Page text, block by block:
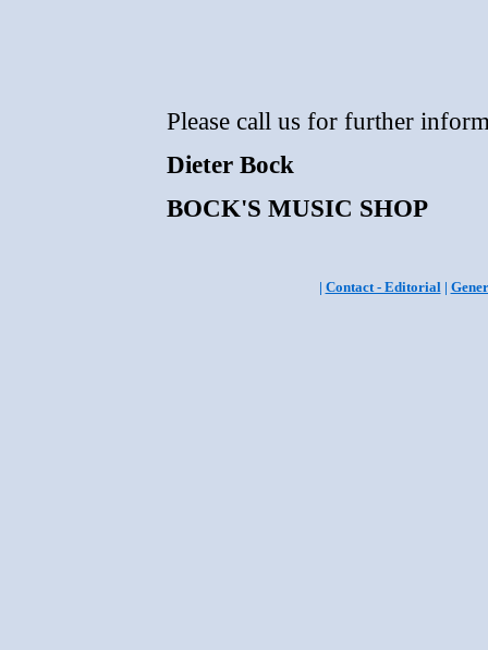
Please call us for further
Dieter Bock
BOCK'S MUSIC SHOP
| Contact - Editorial|